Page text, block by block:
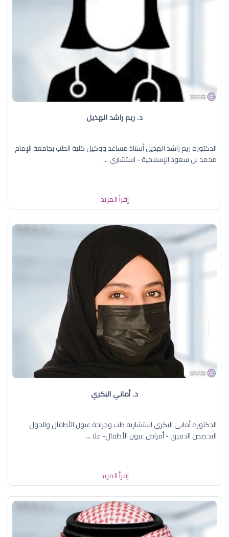
د. ريم راشد الهذيل
الدكتورة ريم راشد الهذيل أستاذ مساعد ووكيل كلية الطب بجامعة الإمام
محمد بن سعود الإسلامية - استشاري ...
إقرأ المزيد
د. أماني البكري
الدكتورة أماني البكري استشارية طب وجراحة عيون الأطفال والحول
التخصص الدقيق - أمراض عيون الأطفال- علا ...
إقرأ المزيد